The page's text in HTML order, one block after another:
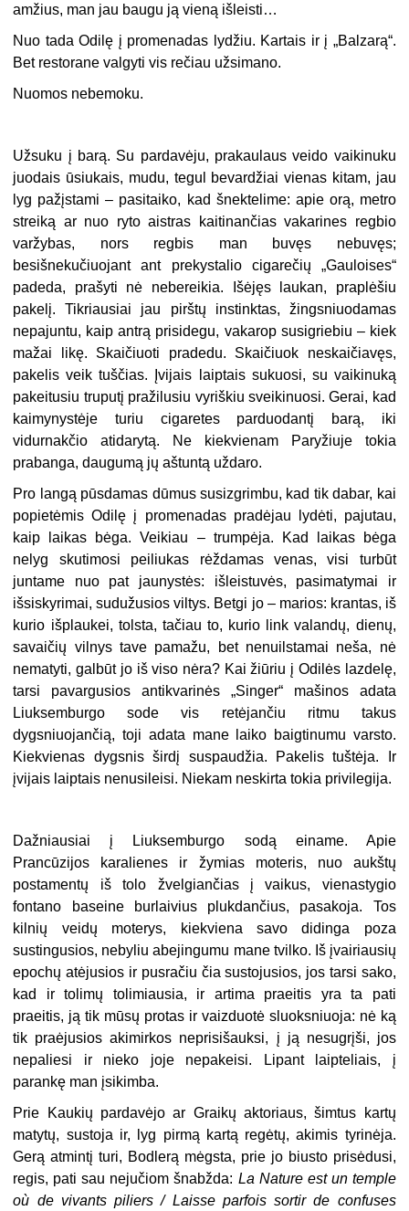
amžius, man jau baugu ją vieną išleisti…
Nuo tada Odilę į promenadas lydžiu. Kartais ir į „Balzarą“.
Bet restorane valgyti vis rečiau užsimano.
Nuomos nebemoku.
Užsuku į barą. Su pardavėju, prakaulaus veido vaikinuku
juodais ūsiukais, mudu, tegul bevardžiai vienas kitam, jau
lyg pažįstami – pasitaiko, kad šnektelime: apie orą, metro
streiką ar nuo ryto aistras kaitinančias vakarines regbio
varžybas, nors regbis man buvęs nebuvęs;
besišnekučiuojant ant prekystalio cigarečių „Gauloises“
padeda, prašyti nė nebereikia. Išėjęs laukan, praplėšiu
pakelį. Tikriausiai jau pirštų instinktas, žingsniuodamas
nepajuntu, kaip antrą prisidegu, vakarop susigriebiu – kiek
mažai likę. Skaičiuoti pradedu. Skaičiuok neskaičiavęs,
pakelis veik tuščias. Įvijais laiptais sukuosi, su vaikinuką
pakeitusiu truputį pražilusiu vyriškiu sveikinuosi. Gerai, kad
kaimynystėje turiu cigaretes parduodantį barą, iki
vidurnakčio atidarytą. Ne kiekvienam Paryžiuje tokia
prabanga, daugumą jų aštuntą uždaro.
Pro langą pūsdamas dūmus susizgrimbu, kad tik dabar, kai
popietėmis Odilę į promenadas pradėjau lydėti, pajutau,
kaip laikas bėga. Veikiau – trumpėja. Kad laikas bėga
nelyg skutimosi peiliukas rėždamas venas, visi turbūt
juntame nuo pat jaunystės: išleistuvės, pasimatymai ir
išsiskyrimai, sudužusios viltys. Betgi jo – marios: krantas, iš
kurio išplaukei, tolsta, tačiau to, kurio link valandų, dienų,
savaičių vilnys tave pamažu, bet nenuilstamai neša, nė
nematyti, galbūt jo iš viso nėra? Kai žiūriu į Odilės lazdelę,
tarsi pavargusios antikvarinės „Singer“
mašinos adata
Liuksemburgo sode vis retėjančiu ritmu takus
dygsniuojančią, toji adata mane laiko baigtinumu varsto.
Kiekvienas dygsnis širdį suspaudžia. Pakelis tuštėja. Ir
įvijais laiptais nenusileisi. Niekam neskirta tokia privilegija.
Dažniausiai į Liuksemburgo sodą einame. Apie
Prancūzijos karalienes ir žymias moteris, nuo aukštų
postamentų iš tolo žvelgiančias į vaikus, vienastygio
fontano baseine burlaivius plukdančius, pasakoja. Tos
kilnių veidų moterys, kiekviena savo didinga poza
sustingusios, nebyliu abejingumu mane tvilko. Iš įvairiausių
epochų atėjusios ir pusračiu čia sustojusios, jos tarsi sako,
kad ir tolimų tolimiausia, ir artima praeitis yra ta pati
praeitis, ją tik mūsų protas ir vaizduotė sluoksniuoja: nė ką
tik praėjusios akimirkos neprisišauksi, į ją nesugrįši, jos
nepaliesi ir nieko joje nepakeisi. Lipant laipteliais, į
parankę man įsikimba.
Prie Kaukių pardavėjo ar Graikų aktoriaus, šimtus kartų
matytų, sustoja ir, lyg pirmą kartą regėtų, akimis tyrinėja.
Gerą atmintį turi, Bodlerą mėgsta, prie jo biusto prisėdusi,
regis, pati sau nejučiom šnabžda: La Nature est un temple
où de vivants piliers / Laisse parfois sortir de confuses